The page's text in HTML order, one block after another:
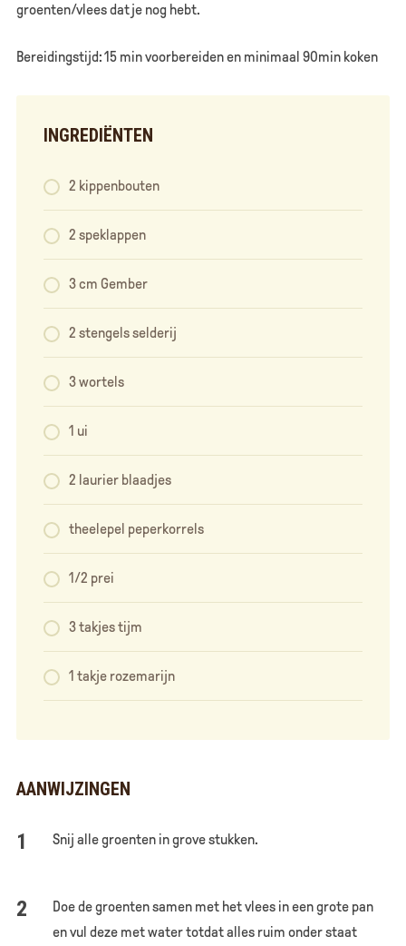
groenten/vlees dat je nog hebt.
Bereidingstijd: 15 min voorbereiden en minimaal 90min koken
INGREDIËNTEN
2 kippenbouten
2 speklappen
3 cm Gember
2 stengels selderij
3 wortels
1 ui
2 laurier blaadjes
theelepel peperkorrels
1/2 prei
3 takjes tijm
1 takje rozemarijn
AANWIJZINGEN
Snij alle groenten in grove stukken.
Doe de groenten samen met het vlees in een grote pan
en vul deze met water totdat alles ruim onder staat